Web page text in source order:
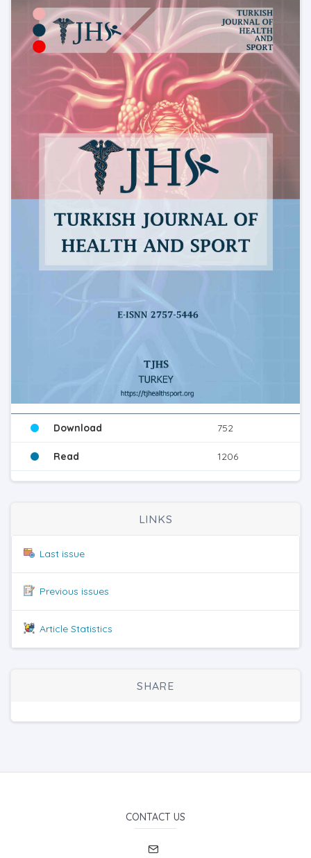
Download 752
Read 1206
LINKS
Last issue
Previous issues
Article Statistics
SHARE
CONTACT US